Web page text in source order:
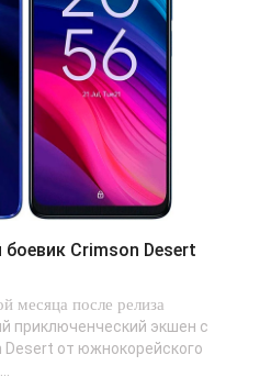
месяца после релиза
приключенческий экшен с
от южнокорейского